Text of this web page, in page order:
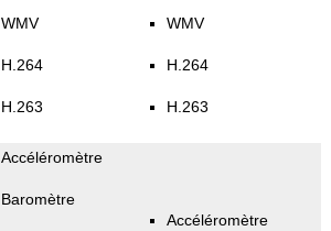
WMV
H.264
H.263
WMV
H.264
H.263
Accéléromètre
Baromètre
Accéléromètre